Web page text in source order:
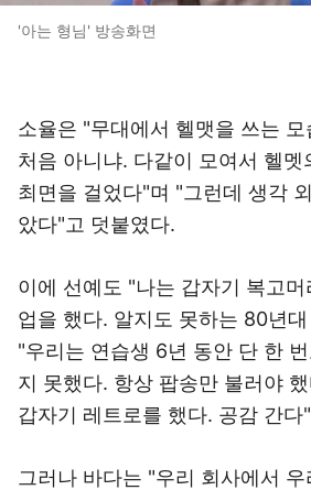
'아는 형님' 방송화면
소율은 "무대에서 헬맷을 쓰는
처음 아니냐. 다같이 모여서 헬멧
최면을 걸었다"며 "그런데 생각
았다"고 덧붙였다.
이에 선예도 "나는 갑자기 복고
업을 했다. 알지도 못하는 80년
"우리는 연습생 6년 동안 단 한
지 못했다. 항상 팝송만 불러야
갑자기 레트로를 했다. 공감 간다
그러나 바다는 "우리 회사에서